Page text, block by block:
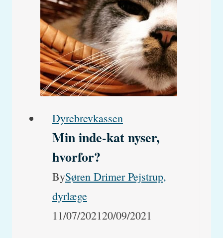
(0-
12
uger)
–
Årsager
forklaring
Dyrebrevkassen
Min inde-kat nyser,
hvorfor?
BySøren Drimer Pejstrup,
dyrlæge
11/07/202120/09/2021